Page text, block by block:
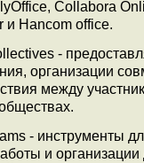
Collabora
и Hancom office.
-
организации
между
- инструменты
и организации